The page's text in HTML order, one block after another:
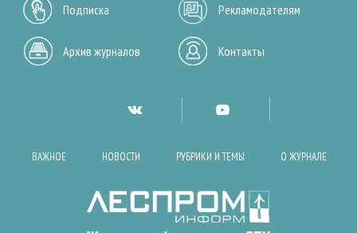
Подписка Рекламодателям
Архив журналов Контакты
ВАЖНОЕ НОВОСТИ РУБРИКИ И ТЕМЫ О ЖУРНАЛЕ